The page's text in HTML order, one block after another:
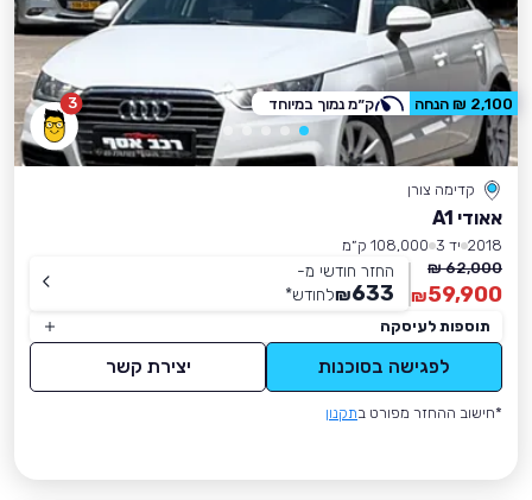
3
קדימה צורן
אאודי A1
2018 יד 3
108,000 ק״מ
62,000 ₪
59,900
₪
החזר חודשי מ-
633
₪לחודש*
תוספות לעיסקה
לפגישה בסוכנות יצירת קשר
*חישוב ההחזר מפורט בתקנון
2,100 ₪ הנחה ק״מ נמוך במיוחד